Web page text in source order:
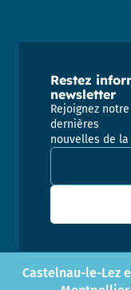
Restez
newsletter
Rejoignez
dernières
nouvelles de
Adresse
Castelnau-le-Lez